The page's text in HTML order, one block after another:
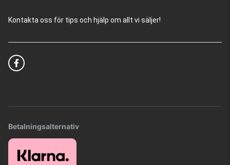
Kontakta oss för tips och hjälp om allt vi säljer!
Betalningsalternativ